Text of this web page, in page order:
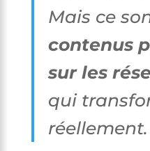
Mais ce
contenus
sur les
qui
réellement.